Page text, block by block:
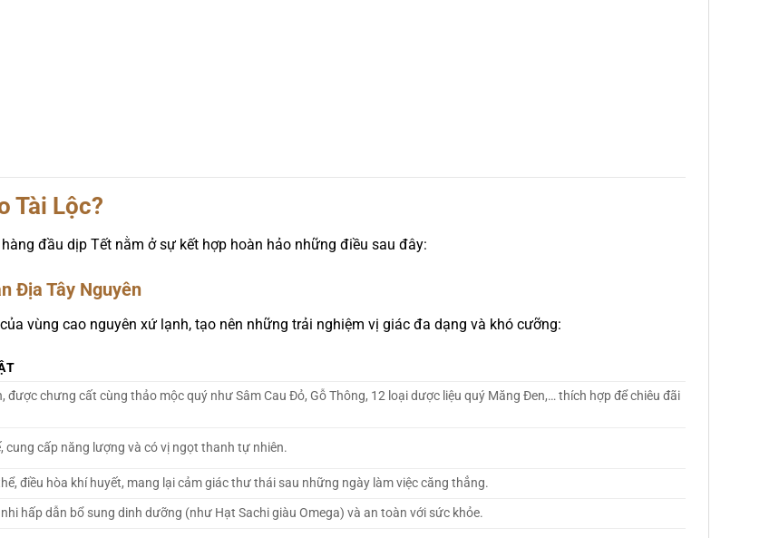
Tài Lộc?
đầu dịp Tết nằm ở sự kết hợp hoàn hảo những điều sau đây:
Địa Tây Nguyên
vùng cao nguyên xứ lạnh, tạo nên những trải nghiệm vị giác đa dạng và khó cưỡng:
được chưng cất cùng thảo mộc quý như Sâm Cau Đỏ, Gỗ Thông, 12 loại dược liệu quý Măng Đen,… thích hợp để chiêu đãi
cung cấp năng lượng và có vị ngọt thanh tự nhiên.
điều hòa khí huyết, mang lại cảm giác thư thái sau những ngày làm việc căng thẳng.
hấp dẫn bổ sung dinh dưỡng (như Hạt Sachi giàu Omega) và an toàn với sức khỏe.